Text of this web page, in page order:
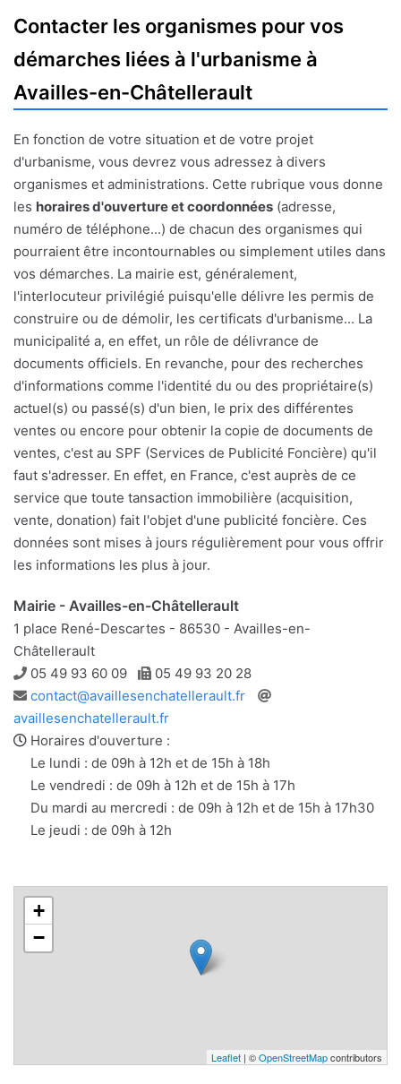
Contacter les organismes pour vos
démarches liées à l'urbanisme à
Availles-en-Châtellerault
En fonction de votre situation et de votre projet
d'urbanisme, vous devrez vous adressez à divers
organismes et administrations. Cette rubrique vous donne
les horaires d'ouverture et coordonnées (adresse,
numéro de téléphone...) de chacun des organismes qui
pourraient être incontournables ou simplement utiles dans
vos démarches. La mairie est, généralement,
l'interlocuteur privilégié puisqu'elle délivre les permis de
construire ou de démolir, les certificats d'urbanisme... La
municipalité a, en effet, un rôle de délivrance de
documents officiels. En revanche, pour des recherches
d'informations comme l'identité du ou des propriétaire(s)
actuel(s) ou passé(s) d'un bien, le prix des différentes
ventes ou encore pour obtenir la copie de documents de
ventes, c'est au SPF (Services de Publicité Foncière) qu'il
faut s'adresser. En effet, en France, c'est auprès de ce
service que toute tansaction immobilière (acquisition,
vente, donation) fait l'objet d'une publicité foncière. Ces
données sont mises à jours régulièrement pour vous offrir
les informations les plus à jour.
Mairie - Availles-en-Châtellerault
1 place René-Descartes - 86530 - Availles-en-
Châtellerault
Téléphone
05 49 93 60 09 Télécopie
05 49 93 20 28
Adresse
e-
mail
contact@availlesenchatellerault.fr
availlesenchatellerault.fr
Horaires d'ouverture :
Le lundi : de 09h à 12h et de 15h à 18h
Le vendredi : de 09h à 12h et de 15h à 17h
Du mardi au mercredi : de 09h à 12h et de 15h à 17h30
Le jeudi : de 09h à 12h
+
−
Leaflet | ©OpenStreetMapcontributors